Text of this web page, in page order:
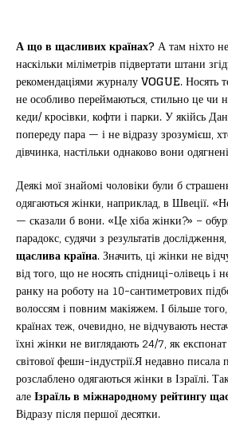
А що в щасливих країнах? А там ніхто
наскільки міліметрів підвертати штани
рекомендаціями журналуVOGUE. Носять
не особливо переймаються, стильно це
кеди/ кросівки, кофти і парки. У якійсь
попереду пара — і не відразу зрозумієш,
дівчинка, настільки однаково вони
Деякі мої знайомі чоловіки були б
одягаються жінки, наприклад, в Швеції.
— сказали б вони. «Це хіба жінки?» –
парадокс, судячи з результатів дослідження,
щаслива країна. Значить, ці жінки не
від того, що не носять спідниці-олівець і
ранку на роботу на 10-сантиметрових
волоссям і повним макіяжем. І більше
країнах теж, очевидно, не відчувають
їхні жінки не виглядають 24/7, як
світової фешн-індустрії.Я недавно писала
розслаблено одягаються жінки в Ізраїлі.
алеІзраїль в міжнародному рейтингу
Відразу після першої десятки.